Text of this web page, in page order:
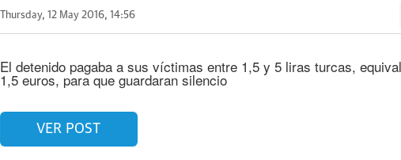
Thursday, 12 May 2016, 14:56
El detenido pagaba a sus víctimas entre 1,5 y 5 liras turcas,
1,5 euros, para que guardaran silencio
VER POST